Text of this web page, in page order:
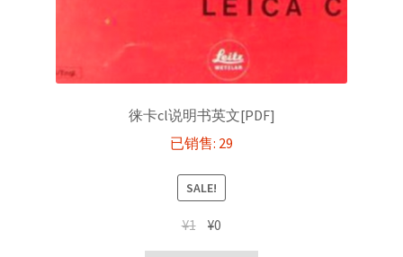
徕卡cl说明书英文[PDF]
已销售: 29
SALE!
¥1 Original
¥0